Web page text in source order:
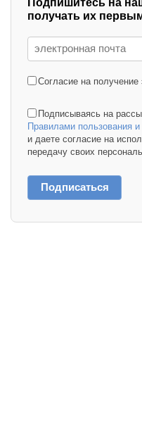
получать их
Согласие на
Подписываясь на
Правилами пользования
и даете согласие на
передачу своих
Подписаться